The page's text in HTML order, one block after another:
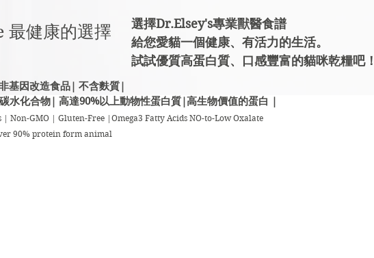
健康的選擇
選擇Dr.Elsey's專業獸醫食譜
給您愛貓一個健康、有活力的生活。
試試優質高蛋白質、口感豐富的貓咪乾糧吧！
基因改造食品| 不含麩質|
水化合物| 高達90%以上動物性蛋白質|高生物價值的蛋白 |
Non-GMO | Gluten-Free |Omega3 Fatty Acids NO-to-Low Oxalate
90% protein form animal